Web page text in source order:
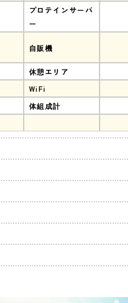
プロテインサーバ
ー
自販機
休憩エリア
WiFi
体組成計